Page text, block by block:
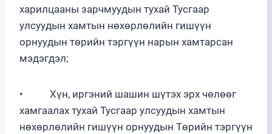
харилцааны зарчмуудын тухай Тусгаар
улсуудын хамтын нөхөрлөлийн гишүүн
орнуудын төрийн тэргүүн нарын хамтарсан
мэдэгдэл;
• Хүн, иргэний шашин шүтэх эрх чөлөөг
хамгаалах тухай Тусгаар улсуудын хамтын
нөхөрлөлийн гишүүн орнуудын Төрийн тэргүүн